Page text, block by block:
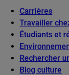
Carrières
Travailler
Étudiants et
Rechercher
Blog culture